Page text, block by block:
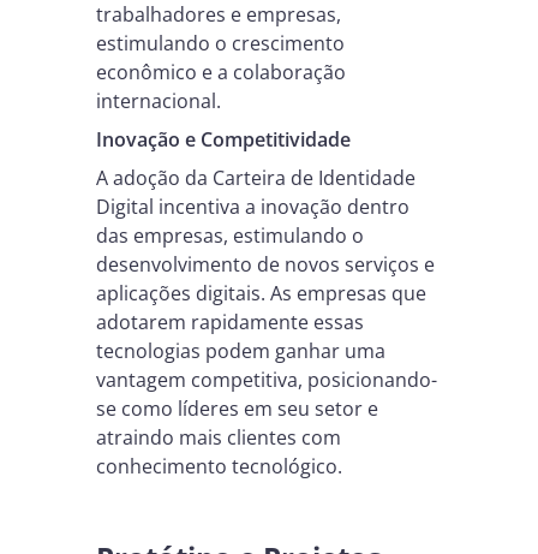
trabalhadores e empresas,
estimulando o crescimento
econômico e a colaboração
internacional.
Inovação e Competitividade
A adoção da Carteira de Identidade
Digital incentiva a inovação dentro
das empresas, estimulando o
desenvolvimento de novos serviços e
aplicações digitais. As empresas que
adotarem rapidamente essas
tecnologias podem ganhar uma
vantagem competitiva, posicionando-
se como líderes em seu setor e
atraindo mais clientes com
conhecimento tecnológico.